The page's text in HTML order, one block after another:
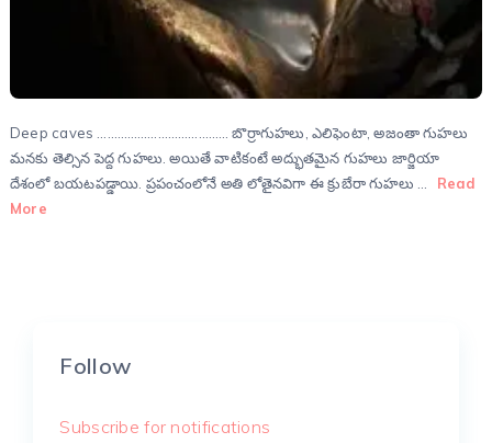
Deep caves ………………………………… బొర్రాగుహలు, ఎలిఫెంటా, అజంతా గుహలు
మనకు తెల్సిన పెద్ద గుహలు. అయితే వాటికంటే అద్భుతమైన గుహలు జార్జియా
దేశంలో బయటపడ్డాయి. ప్రపంచంలోనే అతి లోతైనవిగా ఈ క్రుబేరా గుహలు …
Read
More
Follow
Subscribe for notifications